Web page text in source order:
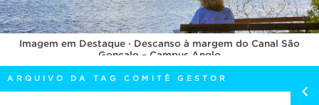
INTERNACIONAL
OUVIDORIA
PORTARIAS
TELEFONES
Imagem em Destaque · Descanso à margem do Canal São
Gonçalo – Campus Anglo
ARQUIVO DA TAG COMITÊ GESTOR